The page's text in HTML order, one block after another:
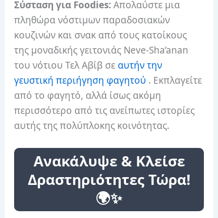
Σύσταση για Foodies:Απολαύστε μια
πληθώρα νόστιμων παραδοσιακών
κουζινών και σνακ από τους κατοίκους
της μοναδικής γειτονιάς Neve-Sha’anan
του νότιου Τελ Αβίβ σε αυτήν την
γευστική περιήγηση φαγητού . Εκπλαγείτε
από το φαγητό, αλλά ίσως ακόμη
περισσότερο από τις ανείπωτες ιστορίες
αυτής της πολύπλοκης κοινότητας.
Ανακάλυψε & Κλείσε
Δραστηριότητες Τώρα!
🌍✨